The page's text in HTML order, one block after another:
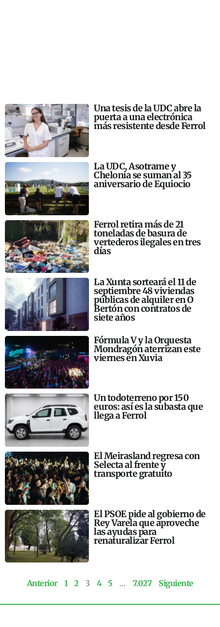
Una tesis de la UDC abre la
puerta a una electrónica
más resistente desde Ferrol
La UDC, Asotrame y
Chelonia se suman al 35
aniversario de Equiocio
Ferrol retira más de 21
toneladas de basura de
vertederos ilegales en tres
días
La Xunta sorteará el 11 de
septiembre 48 viviendas
públicas de alquiler en O
Bertón con contratos de
siete años
Fórmula V y la Orquesta
Mondragón aterrizan este
viernes en Xuvia
Un todoterreno por 150
euros: así es la subasta que
llega a Ferrol
El Meirasland regresa con
Selecta al frente y
transporte gratuito
El PSOE pide al gobierno de
Rey Varela que aproveche
las ayudas para
renaturalizar Ferrol
Anterior 1 2 3 4 5 … 7.027 Siguiente